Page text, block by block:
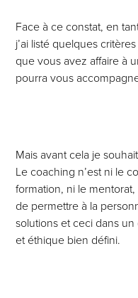
Face à ce constat, en
j’ai listé quelques
que vous avez affaire à
pourra vous
Mais avant cela je
Le coaching n’est ni le
formation, ni le
de permettre à la
solutions et ceci dans
et éthique bien défini.